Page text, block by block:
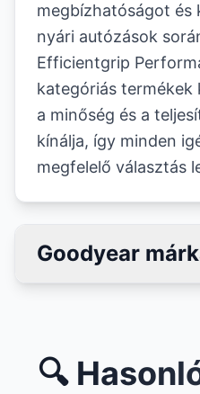
megbízhatóságot és
nyári autózások
Efficientgrip
kategóriás
a minőség és a
kínálja, így minden
megfelelő választás
Goodyear
🔍